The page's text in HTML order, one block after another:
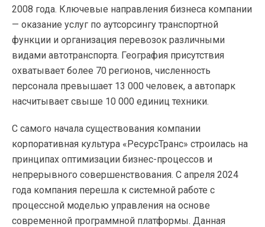
2008 года. Ключевые направления бизнеса компании
— оказание услуг по аутсорсингу транспортной
функции и организация перевозок различными
видами автотранспорта. География присутствия
охватывает более 70 регионов, численность
персонала превышает 13 000 человек, а автопарк
насчитывает свыше 10 000 единиц техники.
С самого начала существования компании
корпоративная культура «РесурсТранс» строилась на
принципах оптимизации бизнес-процессов и
непрерывного совершенствования. С апреля 2024
года компания перешла к системной работе с
процессной моделью управления на основе
современной программной платформы. Данная